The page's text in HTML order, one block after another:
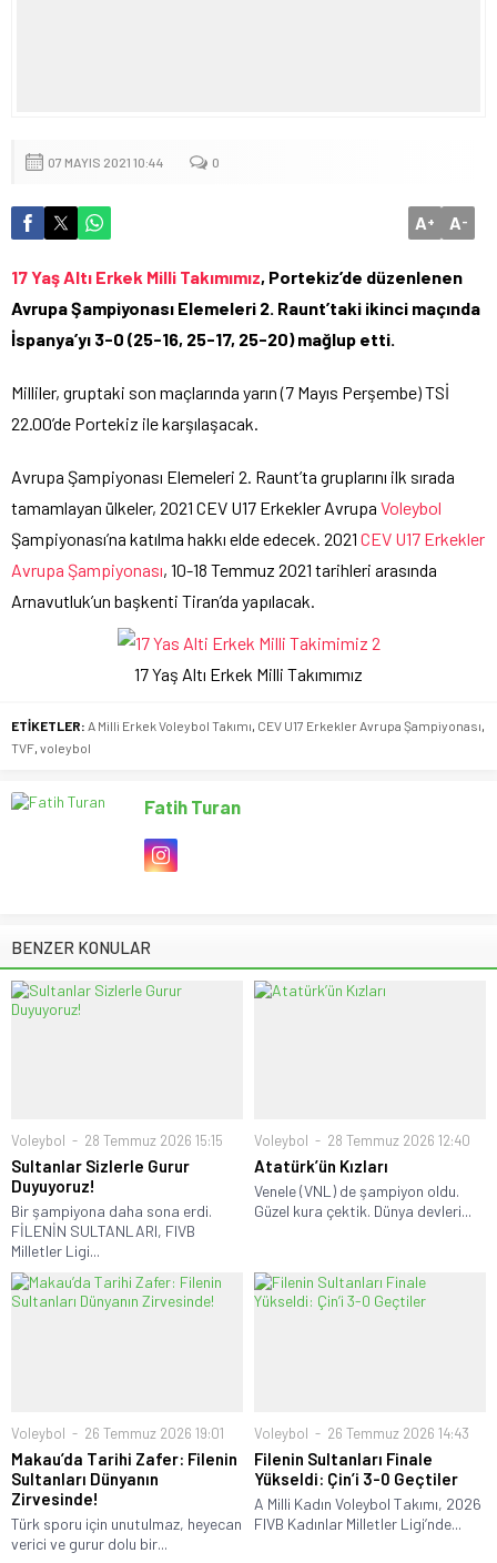
07 MAYIS 2021 10:44 0
A+ A-
17 Yaş Altı Erkek Milli Takımımız, Portekiz’de düzenlenen
Avrupa Şampiyonası Elemeleri 2. Raunt’taki ikinci maçında
İspanya’yı 3-0 (25-16, 25-17, 25-20) mağlup etti.
Milliler, gruptaki son maçlarında yarın (7 Mayıs Perşembe) TSİ
22.00’de Portekiz ile karşılaşacak.
Avrupa Şampiyonası Elemeleri 2. Raunt’ta gruplarını ilk sırada
tamamlayan ülkeler, 2021 CEV U17 Erkekler Avrupa Voleybol
Şampiyonası’na katılma hakkı elde edecek. 2021 CEV U17 Erkekler
Avrupa Şampiyonası, 10-18 Temmuz 2021 tarihleri arasında
Arnavutluk’un başkenti Tiran’da yapılacak.
17 Yaş Altı Erkek Milli Takımımız
ETİKETLER: A Milli Erkek Voleybol Takımı CEV U17 Erkekler Avrupa Şampiyonası
TVF voleybol
Fatih Turan
BENZER KONULAR
Voleybol 28 Temmuz 2026 15:15
Sultanlar Sizlerle Gurur
Duyuyoruz!
Bir şampiyona daha sona erdi.
FİLENİN SULTANLARI, FIVB
Milletler Ligi...
Voleybol 28 Temmuz 2026 12:40
Atatürk’ün Kızları
Venele (VNL) de şampiyon oldu.
Güzel kura çektik. Dünya devleri...
Voleybol 26 Temmuz 2026 19:01
Makau’da Tarihi Zafer: Filenin
Sultanları Dünyanın
Zirvesinde!
Türk sporu için unutulmaz, heyecan
verici ve gurur dolu bir...
Voleybol 26 Temmuz 2026 14:43
Filenin Sultanları Finale
Yükseldi: Çin’i 3-0 Geçtiler
A Milli Kadın Voleybol Takımı, 2026
FIVB Kadınlar Milletler Ligi’nde...